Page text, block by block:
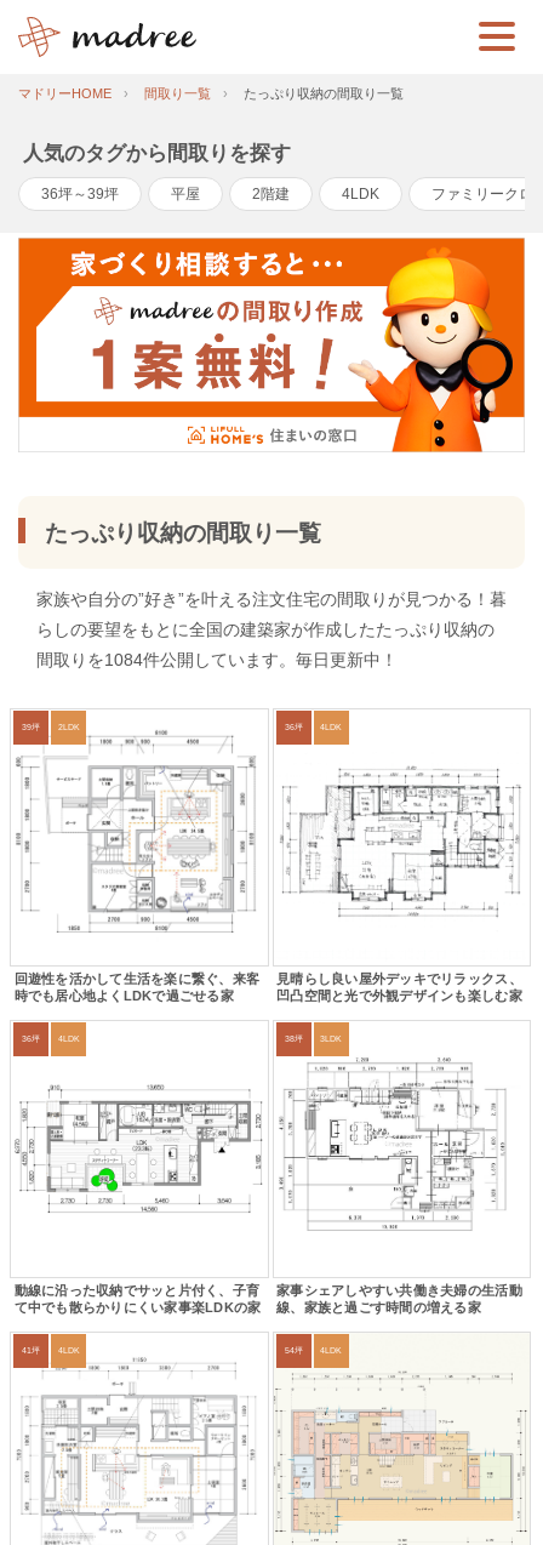
マドリーHOME 間取り一覧 たっぷり収納の間取り一覧
人気のタグから間取りを探す
36坪～39坪 平屋 2階建 4LDK ファミリークロ
たっぷり収納の間取り一覧
家族や自分の”好き”を叶える注文住宅の間取りが見つかる！暮
らしの要望をもとに全国の建築家が作成したたっぷり収納の
間取りを1084件公開しています。毎日更新中！
39坪 2LDK
回遊性を活かして生活を楽に繋ぐ、来客
時でも居心地よくLDKで過ごせる家
36坪 4LDK
見晴らし良い屋外デッキでリラックス、
凹凸空間と光で外観デザインも楽しむ家
36坪 4LDK
動線に沿った収納でサッと片付く、子育
て中でも散らかりにくい家事楽LDKの家
38坪 3LDK
家事シェアしやすい共働き夫婦の生活動
線、家族と過ごす時間の増える家
41坪 4LDK 54坪 4LDK